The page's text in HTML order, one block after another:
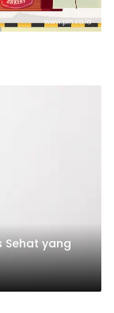
Sehat yang